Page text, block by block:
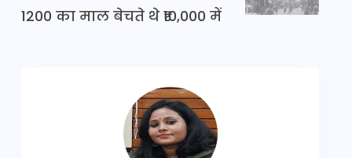
1200 का माल बेचते थे ₹10,000 में